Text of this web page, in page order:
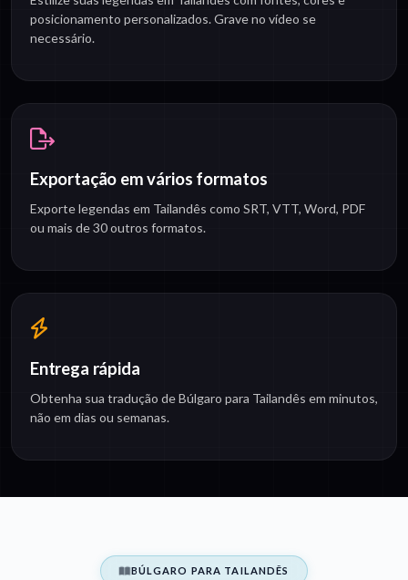
posicionamento personalizados. Grave no vídeo se
necessário.
Exportação em vários formatos
Exporte legendas em Tailandês como SRT, VTT, Word, PDF
ou mais de 30 outros formatos.
Entrega rápida
Obtenha sua tradução de Búlgaro para Tailandês em minutos,
não em dias ou semanas.
BÚLGARO PARA TAILANDÊS